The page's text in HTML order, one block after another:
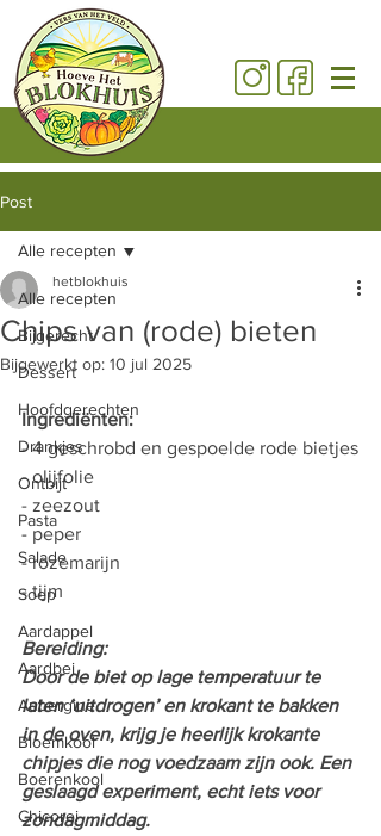
Post
Alle recepten
Bijgerecht
Dessert
Hoofdgerechten
Drankjes
Ontbijt
Pasta
Salade
Soep
Aardappel
Aardbei
Aubergine
Bloemkool
Boerenkool
Chicorei
Alle recepten
Chips van (rode) bieten
hetblokhuis
Bijgewerkt op: 10 jul 2025
Ingrediënten:
- 4 geschrobd en gespoelde rode bietjes
- olijfolie
- zeezout
- peper
- rozemarijn
- tijm
Bereiding:
Door de biet op lage temperatuur te
laten ‘uitdrogen’ en krokant te bakken
in de oven, krijg je heerlijk krokante
chipjes die nog voedzaam zijn ook. Een
geslaagd experiment, echt iets voor
zondagmiddag.